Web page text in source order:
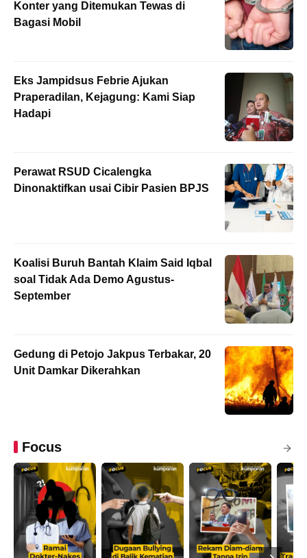
Konter yang Ditemukan Tewas di
Bagasi Mobil
Eks Jampidsus Febrie Ajukan
Praperadilan, Kejagung: Kami Siap
Hadapi
Perawat RSUD Cicalengka
Dinonaktifkan usai Cibir Pasien BPJS
Koalisi Buruh Bantah Klaim Said Iqbal
soal Tidak Ada Demo Agustus-
September
Gedung di Petojo Jakpus Terbakar, 20
Unit Damkar Dikerahkan
Focus